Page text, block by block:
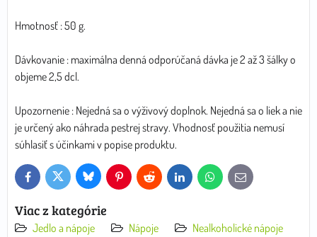
Hmotnosť : 50 g.
Dávkovanie : maximálna denná odporúčaná dávka je 2 až 3 šálky o
objeme 2,5 dcl.
Upozornenie : Nejedná sa o výživový doplnok. Nejedná sa o liek a nie
je určený ako náhrada pestrej stravy. Vhodnosť použitia nemusí
súhlasiť s účinkami v popise produktu.
FacebookTwitter Bluesky PinterestReddit LinkedInWhatsApp
E-
mail
Viac z kategórie
Jedlo a nápoje Nápoje
Nealkoholické nápoje